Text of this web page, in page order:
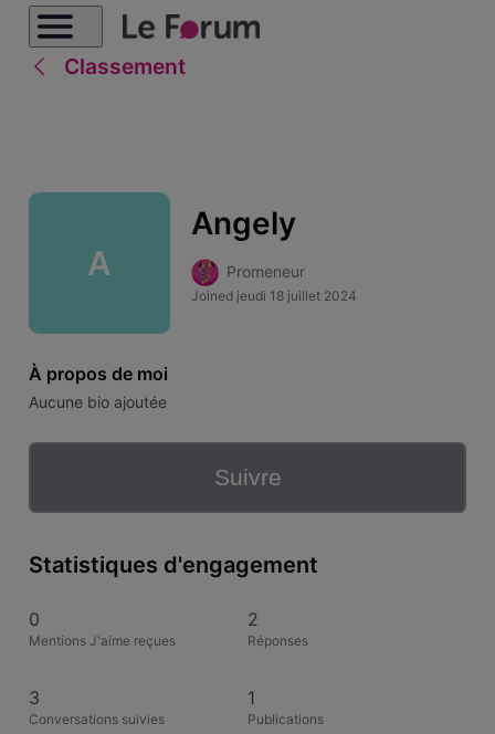
Classement
A
Angely
Promeneur
Joined jeudi 18 juillet 2024
À propos de moi
Aucune bio ajoutée
Suivre
Statistiques d'engagement
0
Mentions J'aime reçues
2
Réponses
3
Conversations suivies
1
Publications